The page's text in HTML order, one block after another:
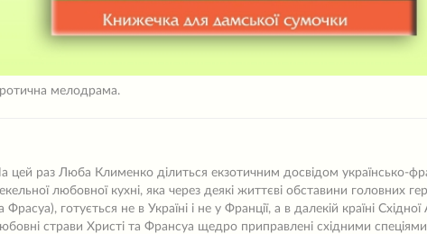
мелодрама.
цей раз Люба Клименко ділиться екзотичним досвідом українсько-
любовної кухні, яка через деякі життєві обставини головних
Фрасуа), готується не в Україні і не у Франції, а в далекій країні Східної
страви Христі та Франсуа щедро приправлені східними